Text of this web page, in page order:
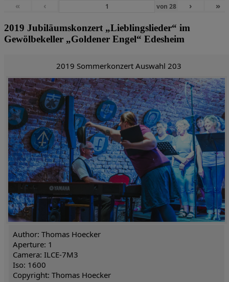
«
‹ von28 › »
2019 Jubiläumskonzert „Lieblingslieder“ im
Gewölbekeller „Goldener Engel“ Edesheim
2019 Sommerkonzert Auswahl 203
Author: Thomas Hoecker
Aperture: 1
Camera: ILCE-7M3
Iso: 1600
Copyright: Thomas Hoecker